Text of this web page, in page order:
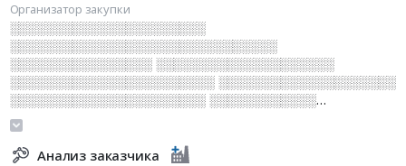
Организатор закупки
░░░░░░░░░░░░░░░░░░░░░░
░░░░░░░░░░░░░░░░░░░░░░░░░░░░░░
░░░░░░░░░░░░░░░░ ░░░░░░░░░░░░░░░░░░░░
░░░░░░░░░░░░░░░░░░░░░░░ ░░░░░░░░░░░░░░░░░░░░
░░░░░░░░░░░░░░░░░░░░░░ ░░░░░░░░░░░░
░░░░░░░░░░░░░░░░░░░░░░░░
░░░░░░░░░░░░░░░░░░░░ ░░░░░░░░░░░░░░░░░░ ░░░░
░░░░░░░░░░░░░░░░░░░░░░░░ ░░░░░░░░ ░░
Анализ заказчика